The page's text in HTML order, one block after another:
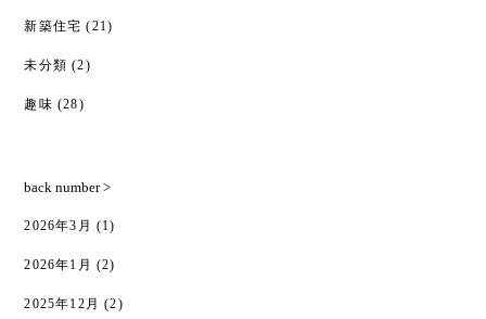
新築住宅 (21)
未分類 (2)
趣味 (28)
back number >
2026年3月 (1)
2026年1月 (2)
2025年12月 (2)